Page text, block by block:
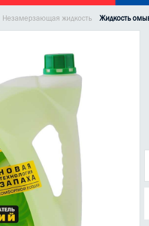
Незамерзающая жидкость Жидкость